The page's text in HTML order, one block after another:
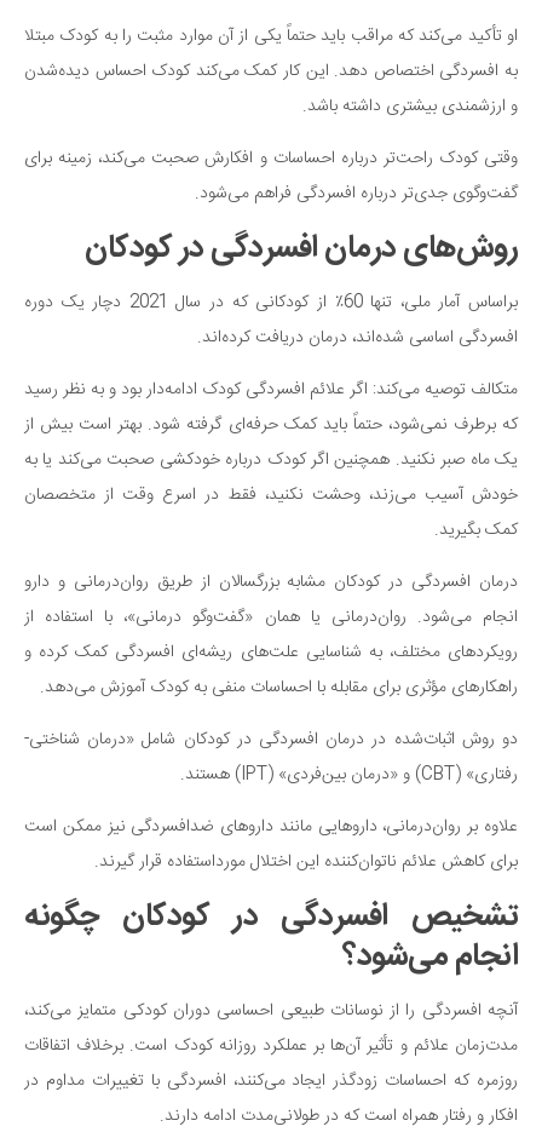
او تأکید می‌کند که مراقب باید حتماً یکی از آن موارد مثبت را به کودک مبتلا
به افسردگی اختصاص دهد. این کار کمک می‌کند کودک احساس دیده‌شدن
و ارزشمندی بیشتری داشته باشد.
وقتی کودک راحت‌تر درباره احساسات و افکارش صحبت می‌کند، زمینه برای
گفت‌وگوی جدی‌تر درباره افسردگی فراهم می‌شود.
روش‌های درمان افسردگی در کودکان
براساس آمار ملی، تنها 60٪ از کودکانی که در سال 2021 دچار یک دوره
افسردگی اساسی شده‌اند، درمان دریافت کرده‌اند.
متکالف توصیه می‌کند: اگر علائم افسردگی کودک ادامه‌دار بود و به نظر رسید
که برطرف نمی‌شود، حتماً باید کمک حرفه‌ای گرفته شود. بهتر است بیش از
یک ماه صبر نکنید. همچنین اگر کودک درباره خودکشی صحبت می‌کند یا به
خودش آسیب می‌زند، وحشت نکنید، فقط در اسرع وقت از متخصصان
کمک بگیرید.
درمان افسردگی در کودکان مشابه بزرگسالان از طریق روان‌درمانی و دارو
انجام می‌شود. روان‌درمانی یا همان «گفت‌وگو درمانی»، با استفاده از
رویکردهای مختلف، به شناسایی علت‌های ریشه‌ای افسردگی کمک کرده و
راهکارهای مؤثری برای مقابله با احساسات منفی به کودک آموزش می‌دهد.
دو روش اثبات‌شده در درمان افسردگی در کودکان شامل «درمان شناختی-
رفتاری» (CBT) و «درمان بین‌فردی» (IPT) هستند.
علاوه بر روان‌درمانی، داروهایی مانند داروهای ضدافسردگی نیز ممکن است
برای کاهش علائم ناتوان‌کننده این اختلال مورداستفاده قرار گیرند.
تشخیص افسردگی در کودکان چگونه
انجام می‌شود؟
آنچه افسردگی را از نوسانات طبیعی احساسی دوران کودکی متمایز می‌کند،
مدت‌زمان علائم و تأثیر آن‌ها بر عملکرد روزانه کودک است. برخلاف اتفاقات
روزمره که احساسات زودگذر ایجاد می‌کنند، افسردگی با تغییرات مداوم در
افکار و رفتار همراه است که در طولانی‌مدت ادامه دارند.